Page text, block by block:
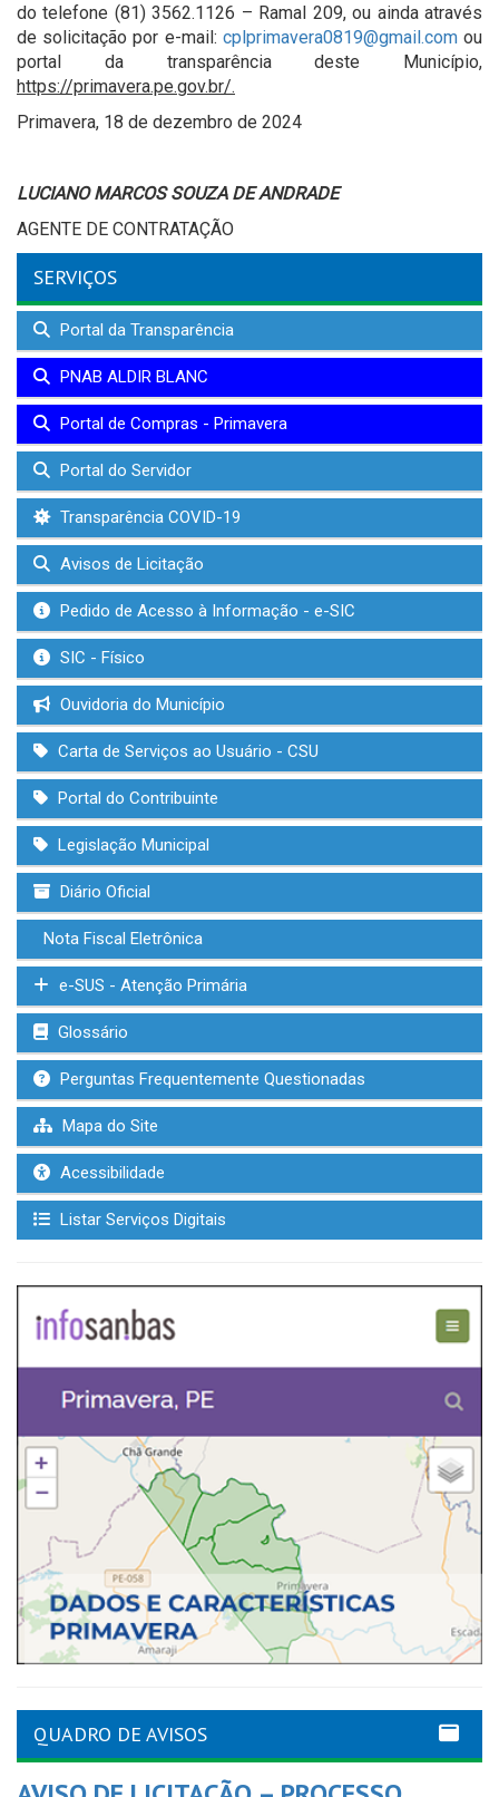
do telefone (81) 3562.1126 – Ramal 209, ou ainda através
de solicitação por e-mail: cplprimavera0819@gmail.comou
portal da transparência deste Município,
https://primavera.pe.gov.br/.
Primavera, 18 de dezembro de 2024
LUCIANO MARCOS SOUZA DE ANDRADE
AGENTE DE CONTRATAÇÃO
SERVIÇOS
Portal da Transparência
PNAB ALDIR BLANC
Portal de Compras - Primavera
Portal do Servidor
Transparência COVID-19
Avisos de Licitação
Pedido de Acesso à Informação - e-SIC
SIC - Físico
Ouvidoria do Município
Carta de Serviços ao Usuário - CSU
Portal do Contribuinte
Legislação Municipal
Diário Oficial
Nota Fiscal Eletrônica
e-SUS - Atenção Primária
Glossário
Perguntas Frequentemente Questionadas
Mapa do Site
Acessibilidade
Listar Serviços Digitais
QUADRO DE AVISOS